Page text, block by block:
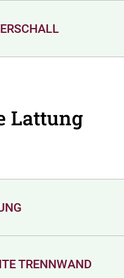
Lattung
TRENNWAND